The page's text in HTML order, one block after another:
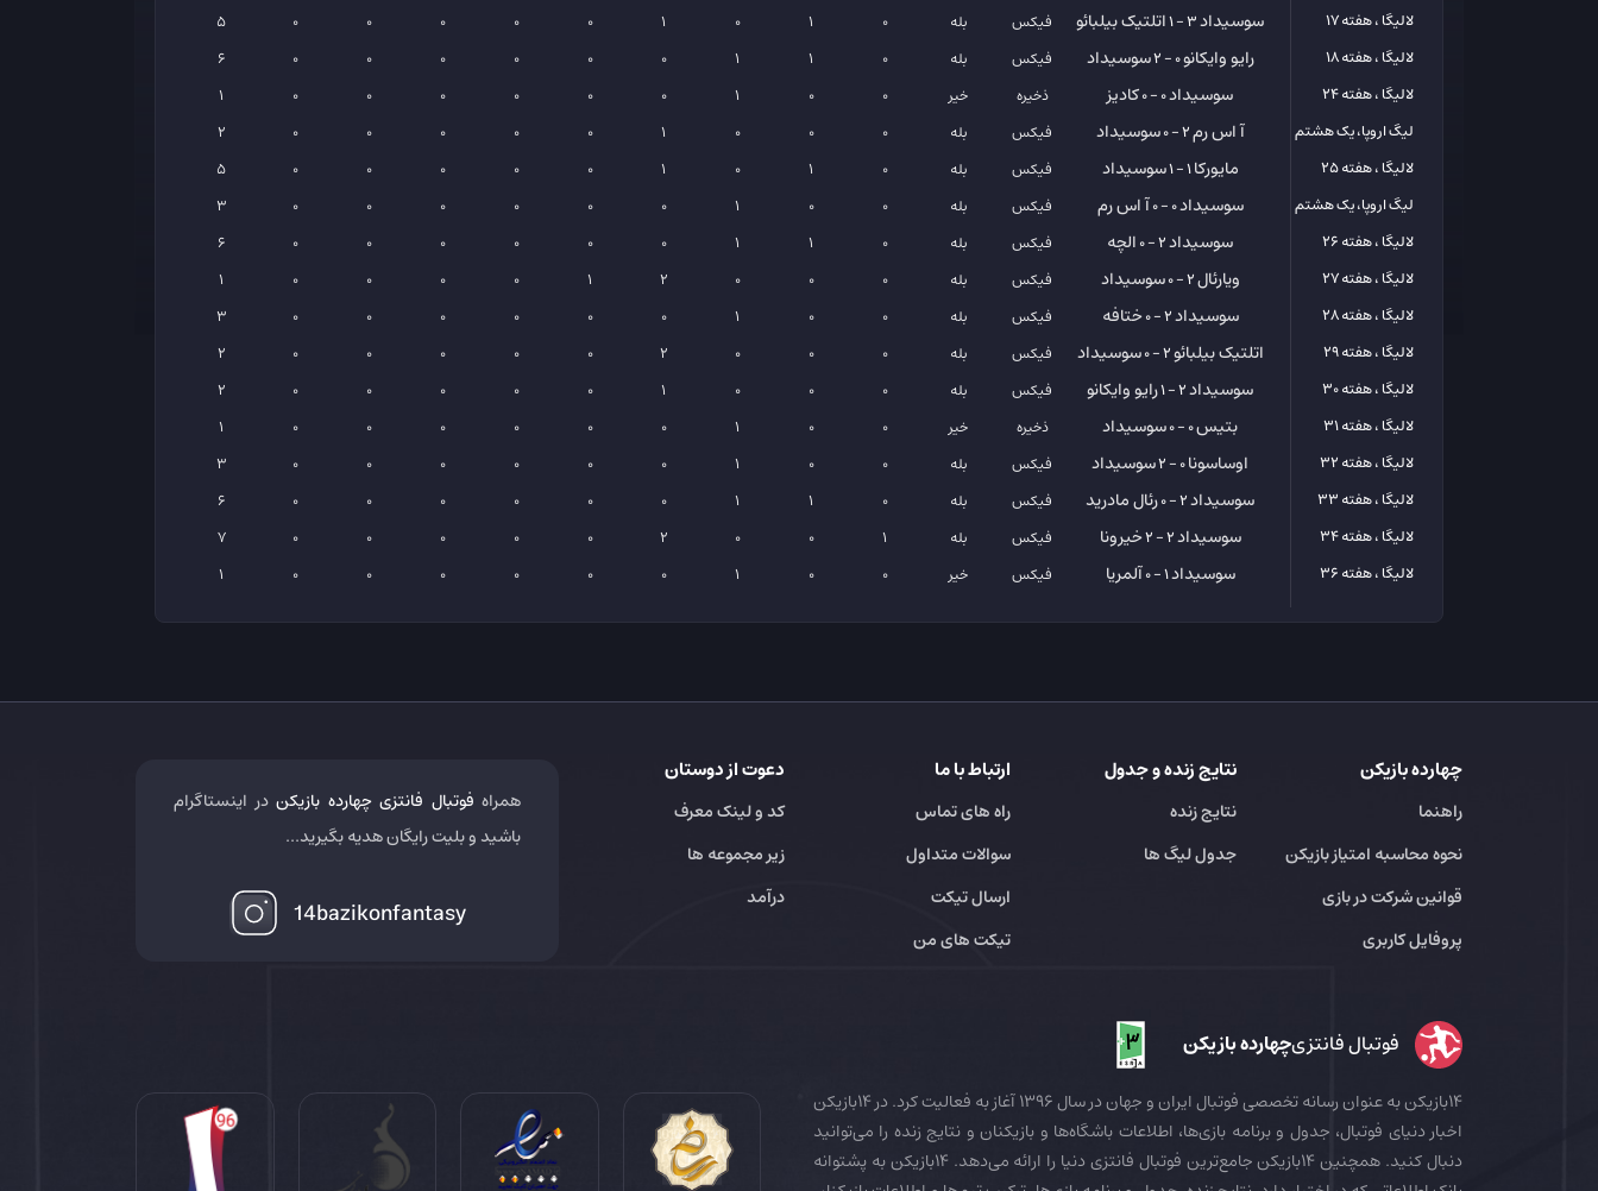
لالیگا ، هفته 17
سوسیداد3 - 1 اتلتیک بیلبائو فیکس بله 0
1
0
1
0
0
0
0
0
5
لالیگا ، هفته 18
رایو وایکانو0 - 2 سوسیداد فیکس بله 0
1
1
0
0
0
0
0
0
6
لالیگا ، هفته 24
سوسیداد0 - 0 کادیز ذخیره خیر 0
0
1
0
0
0
0
0
0
1
لیگ اروپا، یک هشتم
آ اس رم2 - 0 سوسیداد فیکس بله 0
0
0
1
0
0
0
0
0
2
لالیگا ، هفته 25
مایورکا1 - 1 سوسیداد فیکس بله 0
1
0
1
0
0
0
0
0
5
لیگ اروپا، یک هشتم
سوسیداد0 - 0 آ اس رم فیکس بله 0
0
1
0
0
0
0
0
0
3
لالیگا ، هفته 26
سوسیداد2 - 0 الچه فیکس بله 0
1
1
0
0
0
0
0
0
6
لالیگا ، هفته 27
ویارئال2 - 0 سوسیداد فیکس بله 0
0
0
2
1
0
0
0
0
1
لالیگا ، هفته 28
سوسیداد2 - 0 ختافه فیکس بله 0
0
1
0
0
0
0
0
0
3
لالیگا ، هفته 29
اتلتیک بیلبائو2 - 0 سوسیداد فیکس بله 0
0
0
2
0
0
0
0
0
2
لالیگا ، هفته 30
سوسیداد2 - 1 رایو وایکانو فیکس بله 0
0
0
1
0
0
0
0
0
2
لالیگا ، هفته 31
بتیس0 - 0 سوسیداد ذخیره خیر 0
0
1
0
0
0
0
0
0
1
لالیگا ، هفته 32
اوساسونا0 - 2 سوسیداد فیکس بله 0
0
1
0
0
0
0
0
0
3
لالیگا ، هفته 33
سوسیداد2 - 0 رئال مادرید فیکس بله 0
1
1
0
0
0
0
0
0
6
لالیگا ، هفته 34
سوسیداد2 - 2 خیرونا فیکس بله 1
0
0
2
0
0
0
0
0
7
لالیگا ، هفته 36
سوسیداد1 - 0 آلمریا فیکس خیر 0
0
1
0
0
0
0
0
0
1
چهارده بازیکن
راهنما
نحوه محاسبه امتیاز بازیکن
قوانین شرکت در بازی
پروفایل کاربری
نتایج زنده و جدول
نتایج زنده
جدول لیگ ها
ارتباط با ما
راه های تماس
سوالات متداول
ارسال تیکت
تیکت های من
دعوت از دوستان
کد و لینک معرف
زیر مجموعه ها
درآمد
همراه فوتبال فانتزی چهارده بازیکن در اینستاگرام
باشید و بلیت رایگان هدیه بگیرید...
14bazikonfantasy
فوتبال فانتزیچهارده بازیکن
14بازیکن به عنوان رسانه تخصصی فوتبال ایران و جهان در سال 1396 آغاز به فعالیت کرد. در 14بازیکن
اخبار دنیای فوتبال، جدول و برنامه بازی‌ها، اطلاعات باشگاه‌ها و بازیکنان و نتایج زنده را می‌توانید
دنبال کنید. همچنین 14بازیکن جامع‌ترین فوتبال فانتزی دنیا را ارائه می‌دهد. 14بازیکن به پشتوانه